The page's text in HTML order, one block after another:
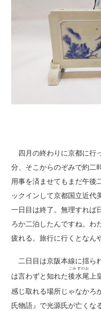
四月の終わりに京都に行
分、そこからのぞみで約
用事を済ませてもまだ午後
ックインして京都国立近代
一日目は終了。無理すれば
ろか二泊したんですね。わ
疲れる。旅行に行くとなん
二日目は京阪本線に揺ら
は言わずと知れた後水尾
ごみずのお
上
感じ取れる場所じゃなかろ
氏物語』で光源氏が亡くな